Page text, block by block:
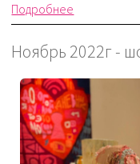
Подробнее
Ноябрь 2022г -